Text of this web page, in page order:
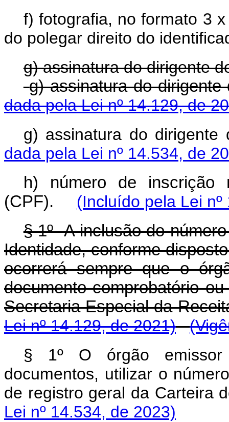
f) fotografia, no formato 3
do polegar direito do
g) assinatura do dirigente
g) assinatura do
dada pela Lei nº 14.129, de
g) assinatura do
dada pela Lei nº 14.534, de
h) número de inscrição
(CPF). (Incluído pela Lei
§ 1º A inclusão do
Identidade, conforme
ocorrerá sempre que o
documento comprobatório
Secretaria Especial da
Lei nº 14.129, de 2021)
§ 1º O órgão
documentos, utilizar o
de registro geral da Carteira
Lei nº 14.534, de 2023)